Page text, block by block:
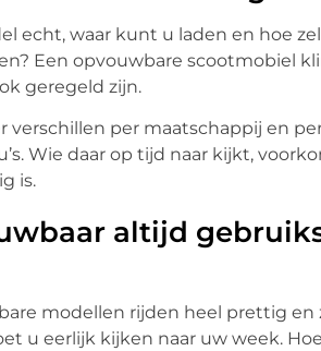
echt, waar kunt u laden en hoe
Een opvouwbare scootmobiel
geregeld zijn.
verschillen per maatschappij en
Wie daar op tijd naar kijkt,
is.
altijd
modellen rijden heel prettig en
u eerlijk kijken naar uw week.